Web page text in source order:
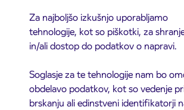
Za najboljšo izkušnjo uporabljamo
tehnologije, kot so piškotki, za
in/ali dostop do podatkov o napravi.
Soglasje za te tehnologije nam bo
obdelavo podatkov, kot so vedenje
brskanju ali edinstveni identifikatorji